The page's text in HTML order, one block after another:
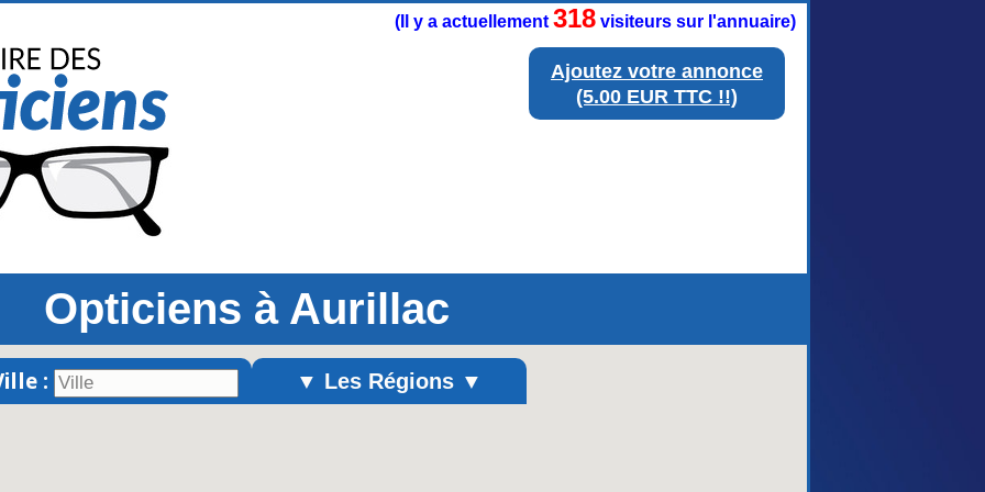
Ajoutez votre annonce
(5.00 EUR TTC !!)
(Il y a actuellement 318 visiteurs sur l'annuaire)
Opticiens à Aurillac
: ▼ Les Régions ▼